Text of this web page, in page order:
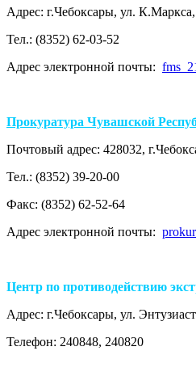
Адрес: г.Чебоксары, ул.
Тел.: (8352) 62-03-52
Адрес электронной почты:
Прокуратура Чувашской
Почтовый адрес: 428032,
Тел.: (8352) 39-20-00
Факс: (8352) 62-52-64
Адрес электронной почты:
Центр по противодействию
Адрес: г.Чебоксары, ул.
Телефон: 240848, 240820